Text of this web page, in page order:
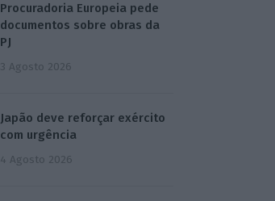
Procuradoria Europeia pede
documentos sobre obras da
PJ
3 Agosto 2026
Japão deve reforçar exército
com urgência
4 Agosto 2026